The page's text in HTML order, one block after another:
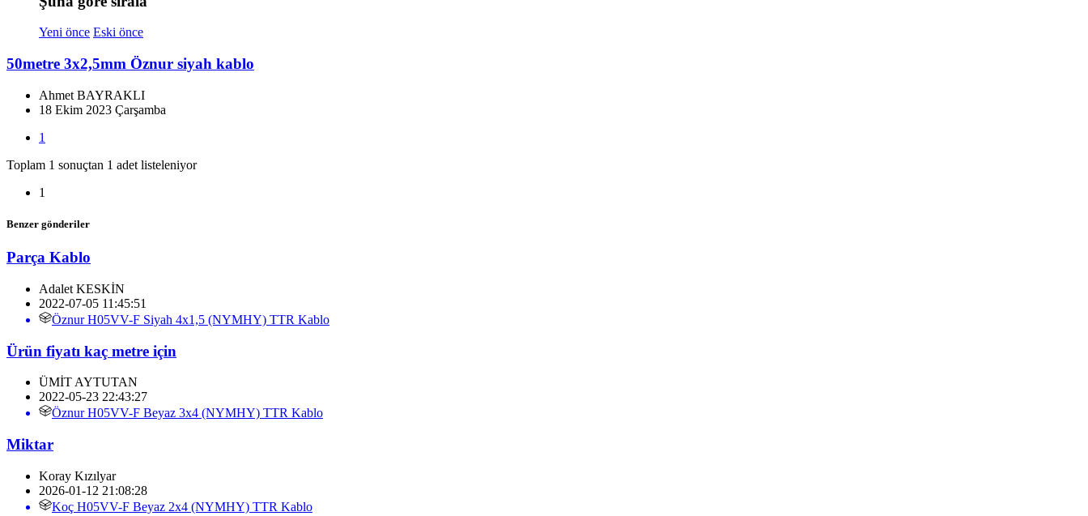
Yeni önce Eski önce
50metre 3x2,5mm Öznur siyah kablo
Ahmet BAYRAKLI
18 Ekim 2023 Çarşamba
1
Toplam 1 sonuçtan 1 adet listeleniyor
1
Benzer gönderiler
Parça Kablo
Adalet KESKİN
2022-07-05 11:45:51
Öznur H05VV-F Siyah 4x1,5 (NYMHY) TTR Kablo
Ürün fiyatı kaç metre için
ÜMİT AYTUTAN
2022-05-23 22:43:27
Öznur H05VV-F Beyaz 3x4 (NYMHY) TTR Kablo
Miktar
Koray Kızılyar
2026-01-12 21:08:28
Koç H05VV-F Beyaz 2x4 (NYMHY) TTR Kablo